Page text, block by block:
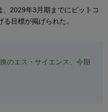
2029年3月期までにビットコ
目標が掲げられた。
のエス・サイエンス、今期